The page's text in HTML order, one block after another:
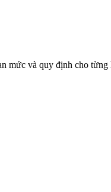
mức và quy định cho từng